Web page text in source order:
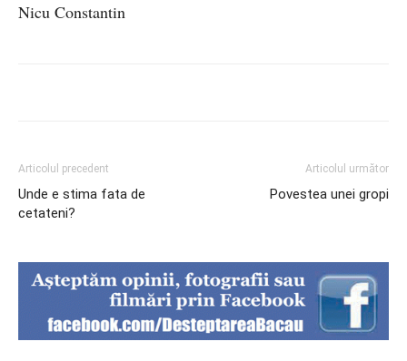
Nicu Constantin
Articolul precedent
Unde e stima fata de
cetateni?
Articolul următor
Povestea unei gropi